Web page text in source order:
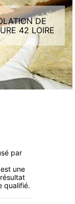
DE
42 LOIRE
par
une
qualifié.